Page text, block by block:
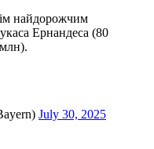
найдорожчим
Ернандеса (80
July 30, 2025